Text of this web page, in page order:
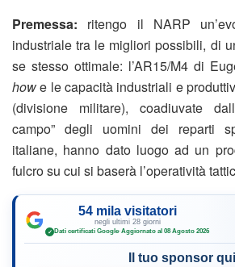
Premessa: ritengo il NARP
industriale tra le migliori possibili, di
se stesso ottimale: l’AR15/M4 di
howe le capacità industriali e
(divisione militare), coadiuvate
campo” degli uomini dei reparti
italiane, hanno dato luogo ad un
fulcro su cui si baserà l’operatività
54 mila visitatori
negli ultimi 28 giorni
✓ Dati certificati Google·Aggiornato al 08 Agosto 2026
Il tuo sponsor qui